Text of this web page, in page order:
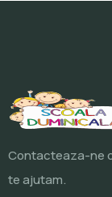
Contacteaza-ne
te ajutam.